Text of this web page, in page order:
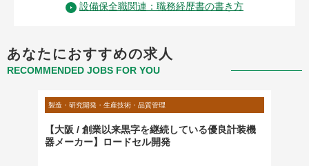
設備保全職関連：職務経歴書の書き方
あなたにおすすめの求人
RECOMMENDED JOBS FOR YOU
製造・研究開発・生産技術・品質管理
【大阪 / 創業以来黒字を継続している優良計装機
器メーカー】ロードセル開発